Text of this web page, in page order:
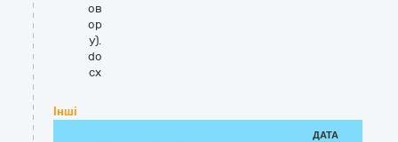
ов
ор
у).
do
cx
Інші
ДАТА